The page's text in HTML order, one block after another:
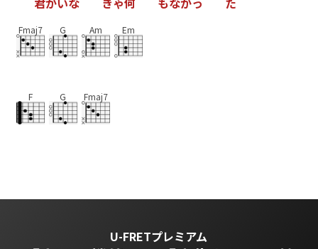
Fmaj7 G Am Em
F G Fmaj7
U-FRETプレミアム